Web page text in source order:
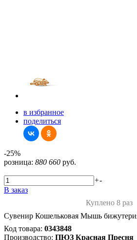
в избранное
поделиться
-25%
розница: 880 660 руб.
+-
В заказ
Куплено 8 раз
Сувенир Кошельковая Мышь
Код товара: 0343848
Производство: ПЮЗ Красная Пресня